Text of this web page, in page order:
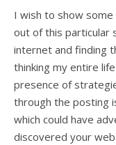
I wish to show
out of this particular
internet and finding
thinking my entire
presence of
through the posting
which could have
discovered your